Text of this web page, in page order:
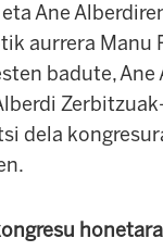
Ane
aurrera Manu
badute,
dela